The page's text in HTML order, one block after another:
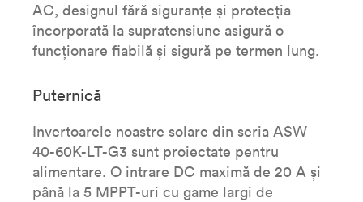
AC, designul fără siguranțe și protecția
încorporată la supratensiune asigură o
funcționare fiabilă și sigură pe termen lung.
Puternică
Invertoarele noastre solare din seria ASW
40-60K-LT-G3 sunt proiectate pentru
alimentare. O intrare DC maximă de 20 A și
până la 5 MPPT-uri cu game largi de